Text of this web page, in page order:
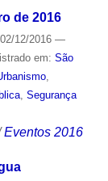
de 2016
12/2016 —
em: São
,
, Segurança
Eventos 2016